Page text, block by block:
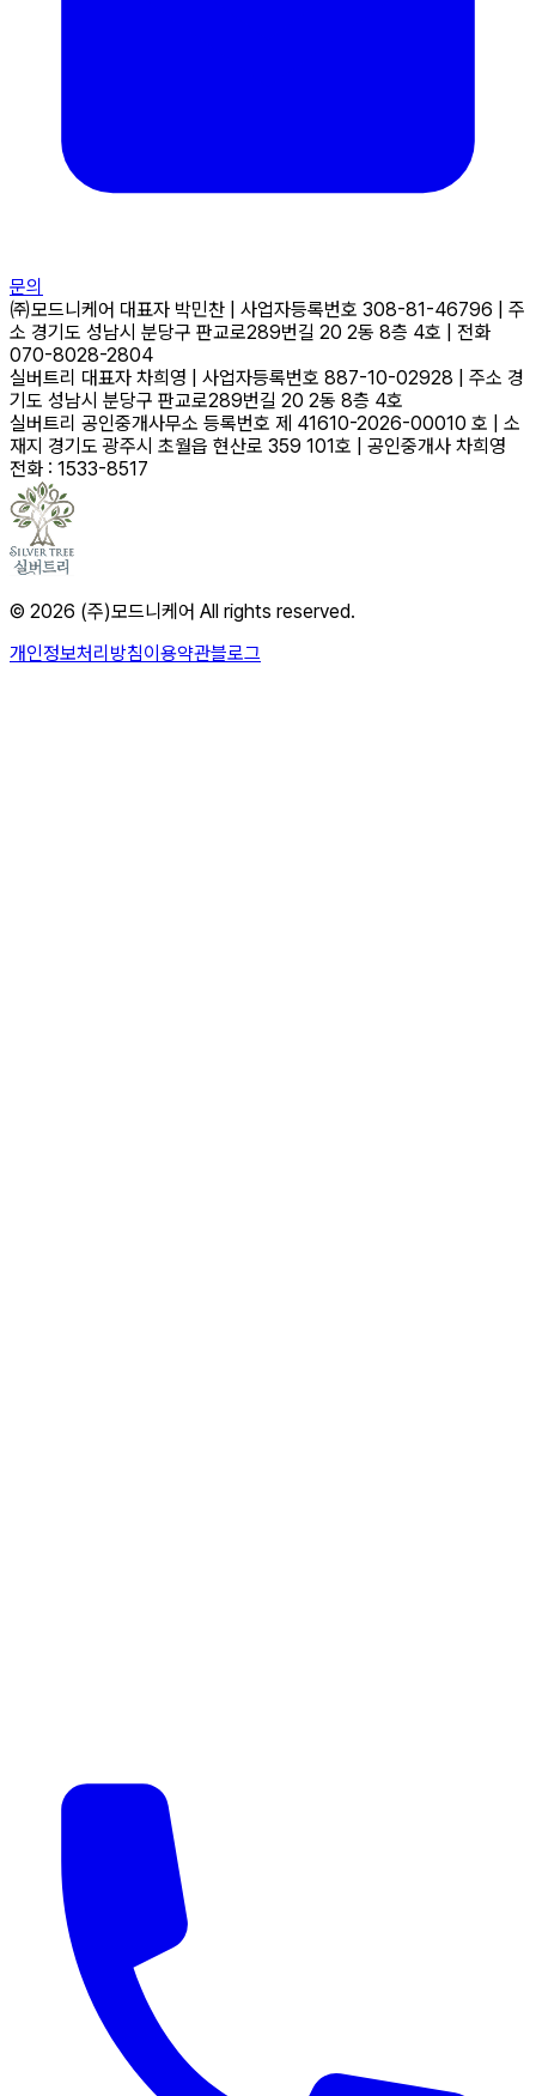
문의
㈜모드니케어 대표자 박민찬 사업자등록번호 308-81-46796
주
소 경기도 성남시 분당구 판교로289번길 20 2동 8층 4호
전화
070-8028-2804
실버트리 대표자 차희영 사업자등록번호 887-10-02928 주소 경
기도 성남시 분당구 판교로289번길 20 2동 8층 4호
실버트리 공인중개사무소 등록번호 제 41610-2026-00010 호
소
재지 경기도 광주시 초월읍 현산로 359 101호 공인중개사 차희영
전화 : 1533-8517
© 2026 (주)모드니케어 All rights reserved.
개인정보처리방침이용약관블로그